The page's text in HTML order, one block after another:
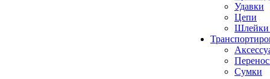
Удавки
Цепи
Шлейки
Сумки